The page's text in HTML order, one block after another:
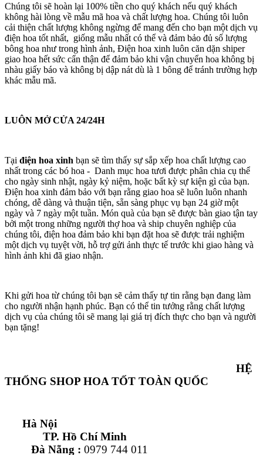
Chúng tôi sẽ hoàn lại 100% tiền cho quý khách nếu quý khách
không hài lòng về mẫu mã hoa và chất lượng hoa. Chúng tôi luôn
cải thiện chất lượng không ngừng để mang đến cho bạn một dịch vụ
điện hoa tốt nhất, giống mẫu nhất có thể và đảm bảo đủ số lượng
bông hoa như trong hình ảnh, Điện hoa xinh luôn căn dặn shiper
giao hoa hết sức cẩn thận để đảm bảo khi vận chuyển hoa không bị
nhàu giấy báo và không bị dập nát dù là 1 bông để tránh trường hợp
khác mẫu mã.
LUÔN MỞ CỬA 24/24H
Tại điện hoa xinh bạn sẽ tìm thấy sự sắp xếp hoa chất lượng cao
nhất trong các bó hoa - Danh mục hoa tươi được phân chia cụ thể
cho ngày sinh nhật, ngày kỷ niệm, hoặc bất kỳ sự kiện gì của bạn.
Điện hoa xinh đảm bảo với bạn rằng giao hoa sẽ luôn luôn nhanh
chóng, dễ dàng và thuận tiện, sẵn sàng phục vụ bạn 24 giờ một
ngày và 7 ngày một tuần. Món quà của bạn sẽ được bàn giao tận tay
bởi một trong những người thợ hoa và ship chuyên nghiệp của
chúng tôi, điện hoa đảm bảo khi bạn đặt hoa sẽ được trải nghiệm
một dịch vụ tuyệt vời, hỗ trợ gửi ảnh thực tế trước khi giao hàng và
hình ảnh khi đã giao nhận.
Khi gửi hoa từ chúng tôi bạn sẽ cảm thấy tự tin rằng bạn đang làm
cho người nhận hạnh phúc. Bạn có thể tin tưởng rằng chất lượng
dịch vụ của chúng tôi sẽ mang lại giá trị đích thực cho bạn và người
bạn tặng!
HỆ
THỐNG SHOP HOA TỐT TOÀN QUỐC
Hà Nội
TP. Hồ Chí Minh
Đà Nẵng : 0979 744 011